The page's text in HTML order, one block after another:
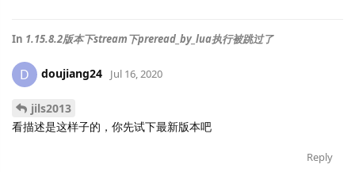
In 1.15.8.2版本下stream下preread_by_lua执行被跳过了
D doujiang24 Jul 16, 2020
jils2013
看描述是这样子的，你先试下最新版本吧
Reply